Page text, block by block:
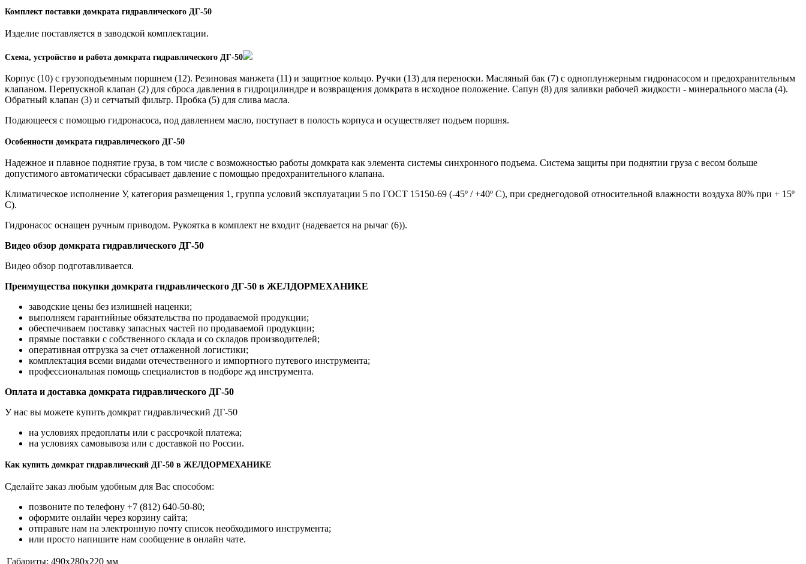
Комплект поставки домкрата гидравлического ДГ-50
Изделие поставляется в заводской комплектации.
Схема, устройство и работа домкрата гидравлического ДГ-50
Корпус (10) с грузоподъемным поршнем (12). Резиновая манжета (11) и защитное кольцо. Ручки (13) для переноски. Масляный бак (7) с одноплунжерным гидронасосом и предохранительным
клапаном. Перепускной клапан (2) для сброса давления в гидроцилиндре и возвращения домкрата в исходное положение. Сапун (8) для заливки рабочей жидкости - минерального масла (4).
Обратный клапан (3) и сетчатый фильтр. Пробка (5) для слива масла.
Подающееся с помощью гидронасоса, под давлением масло, поступает в полость корпуса и осуществляет подъем поршня.
Особенности домкрата гидравлического ДГ-50
Надежное и плавное поднятие груза, в том числе с возможностью работы домкрата как элемента системы синхронного подъема. Система защиты при поднятии груза с весом больше
допустимого автоматически сбрасывает давление с помощью предохранительного клапана.
Климатическое исполнение У, категория размещения 1, группа условий эксплуатации 5 по ГОСТ 15150-69 (-45º / +40º С), при среднегодовой относительной влажности воздуха 80% при + 15º
С).
Гидронасос оснащен ручным приводом. Рукоятка в комплект не входит (надевается на рычаг (6)).
Видео обзор домкрата гидравлического ДГ-50
Видео обзор подготавливается.
Преимущества покупки домкрата гидравлического ДГ-50 в ЖЕЛДОРМЕХАНИКЕ
заводские цены без излишней наценки;
выполняем гарантийные обязательства по продаваемой продукции;
обеспечиваем поставку запасных частей по продаваемой продукции;
прямые поставки с собственного склада и со складов производителей;
оперативная отгрузка за счет отлаженной логистики;
комплектация всеми видами отечественного и импортного путевого инструмента;
профессиональная помощь специалистов в подборе жд инструмента.
Оплата и доставка домкрата гидравлического ДГ-50
У нас вы можете купить домкрат гидравлический ДГ-50
на условиях предоплаты или с рассрочкой платежа;
на условиях самовывоза или с доставкой по России.
Как купить домкрат гидравлический ДГ-50 в ЖЕЛДОРМЕХАНИКЕ
Сделайте заказ любым удобным для Вас способом:
позвоните по телефону +7 (812) 640-50-80;
оформите онлайн через корзину сайта;
отправьте нам на электронную почту список необходимого инструмента;
или просто напишите нам сообщение в онлайн чате.
Габариты: 490x280x220 мм